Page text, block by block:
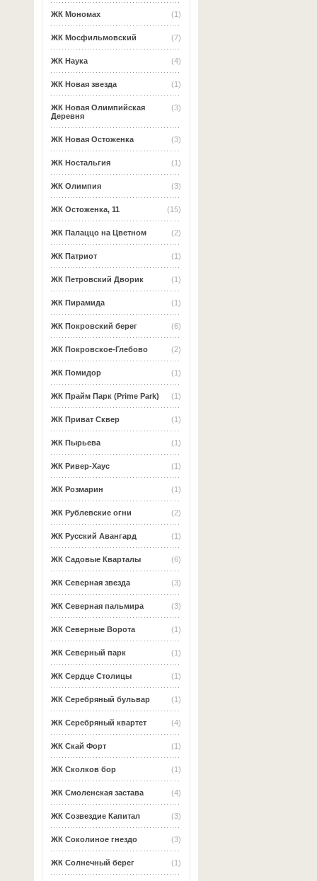
(1)
ЖК Мономах
(7)
ЖК Мосфильмовский
(4)
ЖК Наука
(1)
ЖК Новая звезда
(3)
ЖК Новая Олимпийская
Деревня
(3)
ЖК Новая Остоженка
(1)
ЖК Ностальгия
(3)
ЖК Олимпия
(15)
ЖК Остоженка, 11
(2)
ЖК Палаццо на Цветном
(1)
ЖК Патриот
(1)
ЖК Петровский Дворик
(1)
ЖК Пирамида
(6)
ЖК Покровский берег
(2)
ЖК Покровское-Глебово
(1)
ЖК Помидор
(1)
ЖК Прайм Парк (Prime Park)
(1)
ЖК Приват Сквер
(1)
ЖК Пырьева
(1)
ЖК Ривер-Хаус
(1)
ЖК Розмарин
(2)
ЖК Рублевские огни
(1)
ЖК Русский Авангард
(6)
ЖК Садовые Кварталы
(3)
ЖК Северная звезда
(3)
ЖК Северная пальмира
(1)
ЖК Северные Ворота
(1)
ЖК Северный парк
(1)
ЖК Сердце Столицы
(1)
ЖК Серебряный бульвар
(4)
ЖК Серебряный квартет
(1)
ЖК Скай Форт
(1)
ЖК Сколков бор
(4)
ЖК Смоленская застава
(3)
ЖК Созвездие Капитал
(3)
ЖК Соколиное гнездо
(1)
ЖК Солнечный берег